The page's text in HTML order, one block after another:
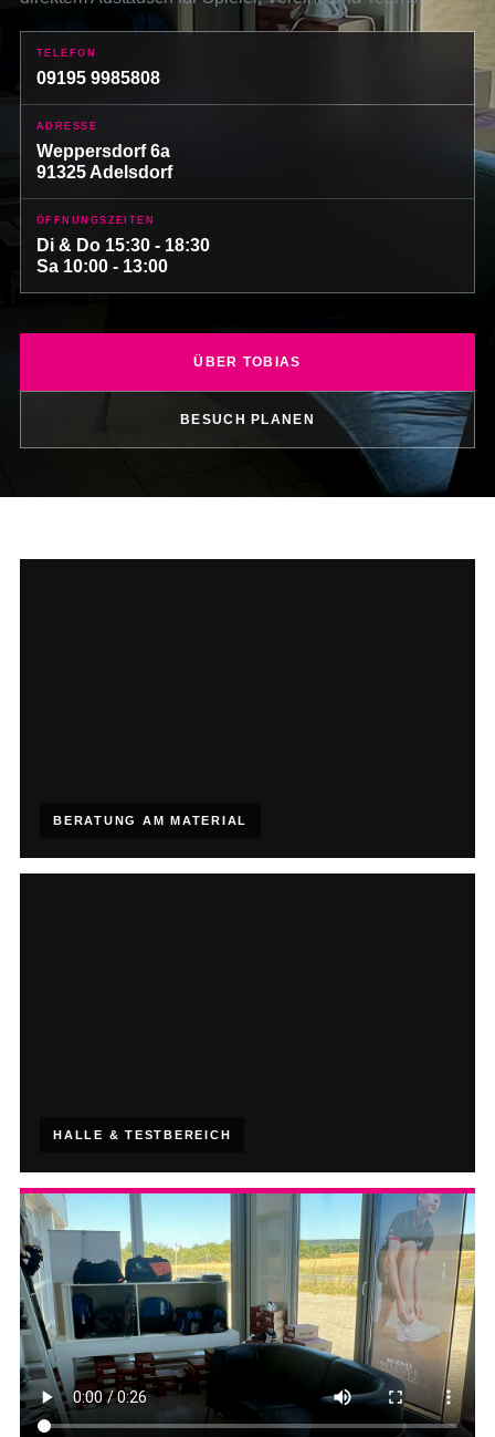
TELEFON
09195 9985808
ADRESSE
Weppersdorf 6a
91325 Adelsdorf
ÖFFNUNGSZEITEN
Di & Do 15:30 - 18:30
Sa 10:00 - 13:00
ÜBER TOBIAS
BESUCH PLANEN
BERATUNG AM MATERIAL
HALLE & TESTBEREICH